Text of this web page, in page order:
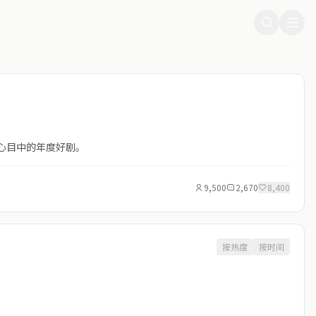
中的年度好剧。
9,500 2,670 8,400
按热度 按时间